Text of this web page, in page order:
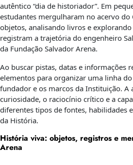
autêntico “dia de historiador”. Em
estudantes mergulharam no acervo do
objetos, analisando livros e
registram a trajetória do engenheiro
da Fundação Salvador Arena.
Ao buscar pistas, datas e informações
elementos para organizar uma linha
fundador e os marcos da Instituição. A
curiosidade, o raciocínio crítico e a
diferentes tipos de fontes, habilidades
da História.
História viva: objetos, registros e
Arena